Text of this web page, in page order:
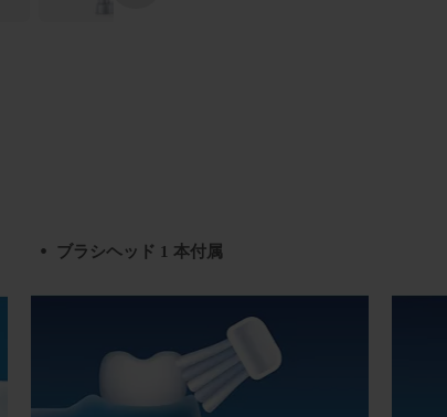
ブラシヘッド 1 本付属